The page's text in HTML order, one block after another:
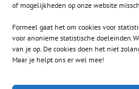
of mogelijkheden op onze website
Formeel gaat het om cookies voor
voor anonieme statistische
van je op. De cookies doen het niet
Maar je helpt ons er wel mee!
CONTACT